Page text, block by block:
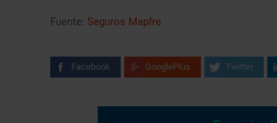
Fuente: Seguros Mapfre
Facebook GooglePlus Twitter